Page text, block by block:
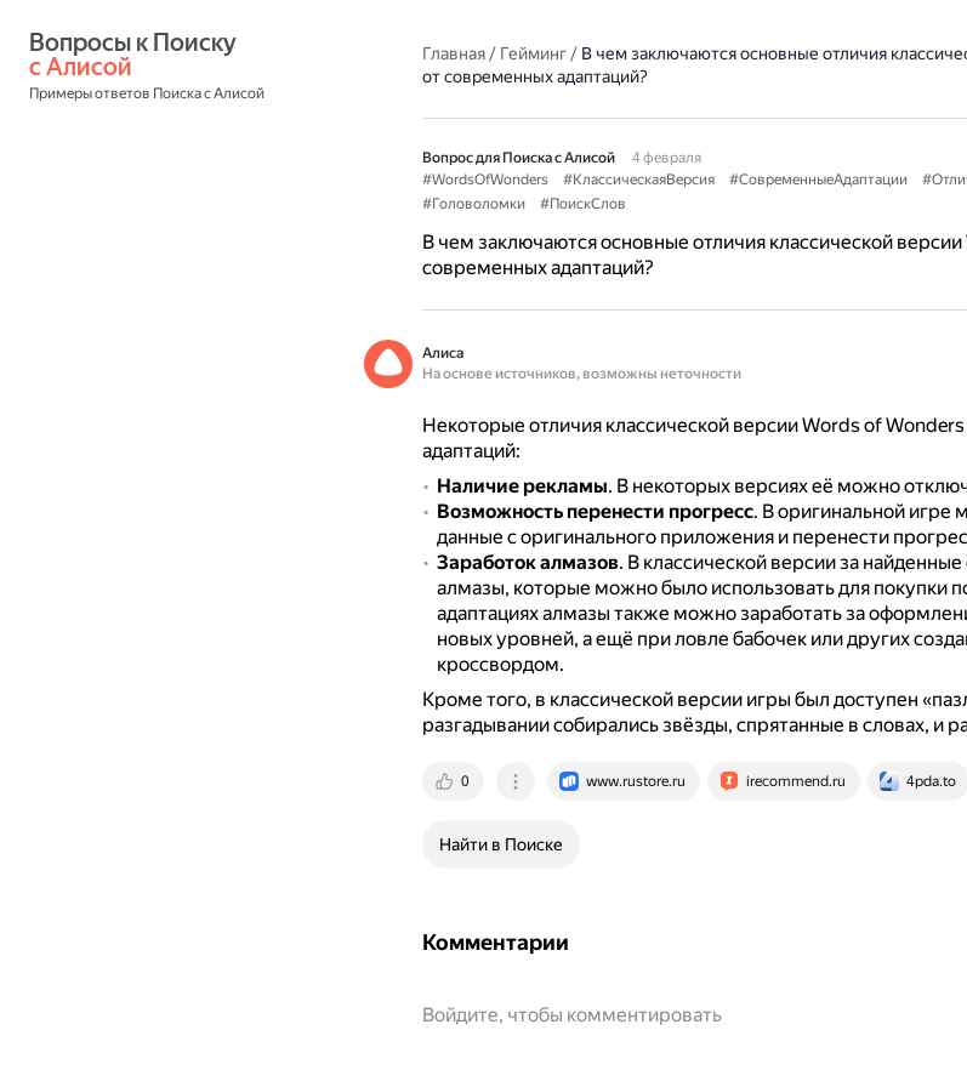
с Алисой
Примеры ответов Поиска с Алисой
Главная/ Гейминг/ В чем заключаются основные отличия
от современных адаптаций?
Вопрос для Поиска с Алисой
4 февраля
#WordsOfWonders
#КлассическаяВерсия #СовременныеАдаптации
#Головоломки
#ПоискСлов
В чем заключаются основные отличия классической
современных адаптаций?
Алиса
На основе источников, возможны неточности
Некоторые отличия классической версии Words of
адаптаций:
Наличие рекламы. В некоторых версиях её можно
Возможность перенести прогресс. В оригинальной игре
данные с оригинального приложения и перенести
Заработок алмазов. В классической версии за
алмазы, которые можно было использовать для покупки
адаптациях алмазы также можно заработать за
новых уровней, а ещё при ловле бабочек или других
кроссвордом.
Кроме того, в классической версии игры был доступен
разгадывании собирались звёзды, спрятанные в словах, и
0 www.rustore.ru irecommend.ru 4pda.to
Найти в Поиске
Комментарии
Войдите, чтобы комментировать